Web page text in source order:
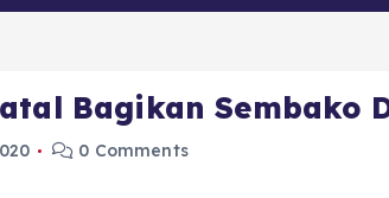
Bagikan Sembako
0 Comments